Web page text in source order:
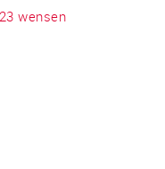
wensen